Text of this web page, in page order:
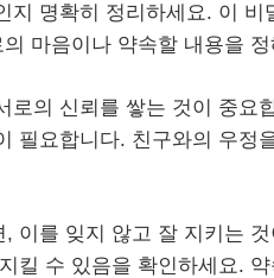
지 명확히 정리하세요. 이
마음이나 약속할 내용을
로의 신뢰를 쌓는 것이 중요
필요합니다. 친구와의 우정
이를 잊지 않고 잘 지키는
킬 수 있음을 확인하세요.